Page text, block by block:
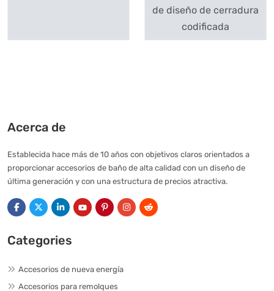
de diseño de cerradura
codificada
Acerca de
Establecida hace más de 10 años con objetivos claros orientados a
proporcionar accesorios de baño de alta calidad con un diseño de
última generación y con una estructura de precios atractiva.
Categories
Accesorios de nueva energía
Accesorios para remolques